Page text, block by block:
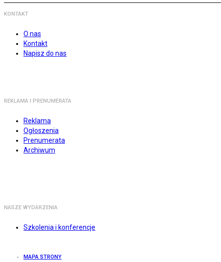
KONTAKT
O nas
Kontakt
Napisz do nas
REKLAMA I PRENUMERATA
Reklama
Ogłoszenia
Prenumerata
Archiwum
NASZE WYDARZENIA
Szkolenia i konferencje
MAPA STRONY